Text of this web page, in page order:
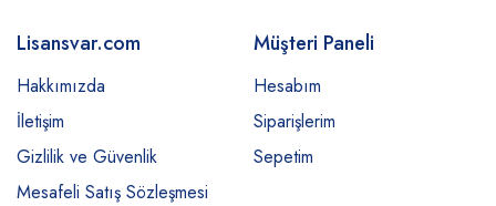
Lisansvar.com
Hakkımızda
İletişim
Gizlilik ve Güvenlik
Mesafeli Satış Sözleşmesi
Müşteri Paneli
Hesabım
Siparişlerim
Sepetim